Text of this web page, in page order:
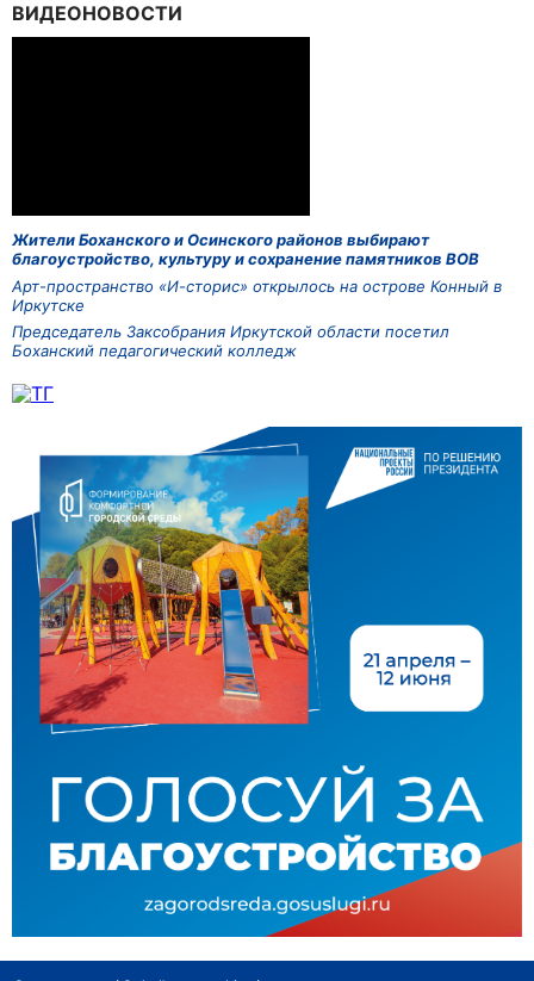
ВИДЕОНОВОСТИ
Жители Боханского и Осинского районов выбирают
благоустройство, культуру и сохранение памятников ВОВ
Арт-пространство «И-сторис» открылось на острове Конный в
Иркутске
Председатель Заксобрания Иркутской области посетил
Боханский педагогический колледж